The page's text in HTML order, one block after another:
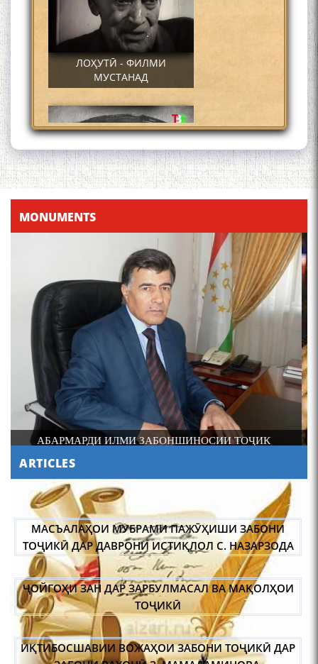
ЛОҲУТӢ - ФИЛМИ
МУСТАНАД
Қадамҷо - Лоҳутӣ
4-уми декабр- зодрӯзи
шоири абадзинда Абулқосим
Лоҳутӣ
АБУЛҚОСИМ ЛОҲУТӢ /
ABULQOSIM LOHUTY/
Что знают в Ташкенте о
Мирзо Турсунзаде, чьим
именем назвали станцию
метро?
MONUMENTS
ДОНИШМАНДИ ҲУНАРМАНД ВА ҲУНАРМАНДИ
ARTICLES
МАСЪАЛАҲОИ МУБРАМИ ПАЖӮҲИШИ ЗАБОНИ
ТОҶИКӢ ДАР ДАВРОНИ ИСТИҚЛОЛ С. НАЗАРЗОДА
ҶОЙГОҲИ ЗАН ДАР ЗАРБУЛМАСАЛ ВА МАҚОЛҲОИ
ТОҶИКӢ
ИҚТИБОСШАВИИ ВОЖАҲОИ ЗАБОНИ ТОҶИКӢ ДАР
ЗАБОНИ ВАХОНӢ З. МАМАДАМИНОВА.